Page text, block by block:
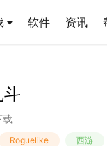
软件 资讯
载
Roguelike 西游